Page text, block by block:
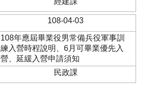
108-04-03
108年應屆畢業役男常備兵役軍事訓
練入營時程說明、6月可畢業優先入
營、延緩入營申請須知
民政課